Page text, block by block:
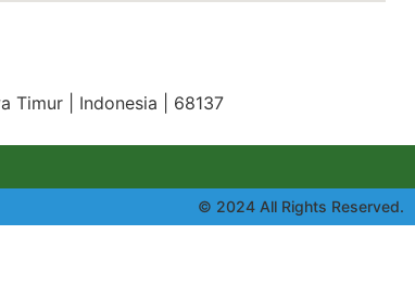
Timur | Indonesia | 68137
© 2024 All Rights Reserved.